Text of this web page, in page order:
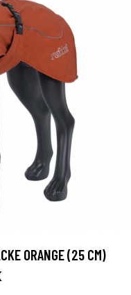
ORANGE (25 CM)